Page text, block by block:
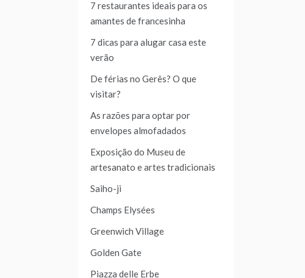
7 restaurantes ideais para os
amantes de francesinha
7 dicas para alugar casa este
verão
De férias no Gerês? O que
visitar?
As razões para optar por
envelopes almofadados
Exposição do Museu de
artesanato e artes tradicionais
Saiho-ji
Champs Elysées
Greenwich Village
Golden Gate
Piazza delle Erbe